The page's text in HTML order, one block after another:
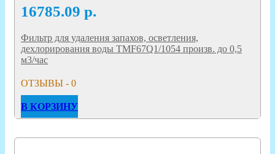
16785.09 р.
Фильтр для удаления запахов, осветления,
дехлорирования воды TMF67Q1/1054 произв. до 0,5
м3/час
ОТЗЫВЫ - 0
В КОРЗИНУ